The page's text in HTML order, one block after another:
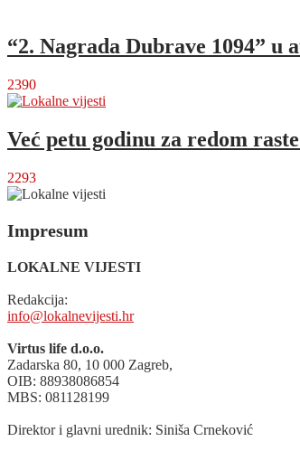
“2. Nagrada Dubrave 1094” u
2390
Već petu godinu za redom
2293
Impresum
LOKALNE VIJESTI
Redakcija:
info@lokalnevijesti.hr
Virtus life d.o.o.
Zadarska 80, 10 000 Zagreb,
OIB: 88938086854
MBS: 081128199
Direktor i glavni urednik: Siniša Crneković